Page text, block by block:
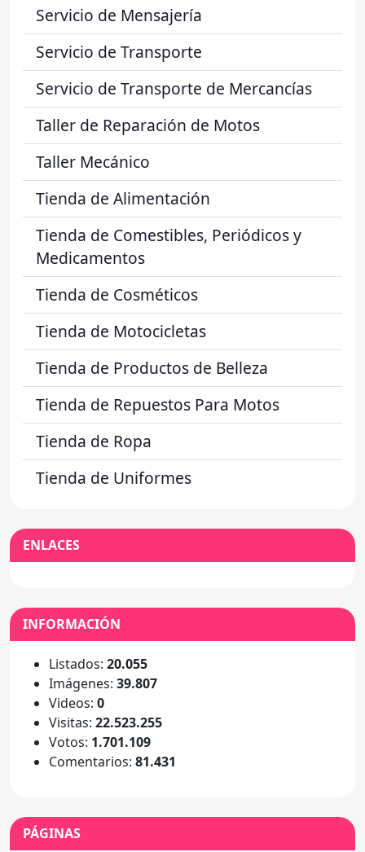
Servicio de Mensajería
Servicio de Transporte
Servicio de Transporte de Mercancías
Taller de Reparación de Motos
Taller Mecánico
Tienda de Alimentación
Tienda de Comestibles, Periódicos y
Medicamentos
Tienda de Cosméticos
Tienda de Motocicletas
Tienda de Productos de Belleza
Tienda de Repuestos Para Motos
Tienda de Ropa
Tienda de Uniformes
ENLACES
INFORMACIÓN
Listados: 20.055
Imágenes: 39.807
Videos: 0
Visitas: 22.523.255
Votos: 1.701.109
Comentarios: 81.431
PÁGINAS